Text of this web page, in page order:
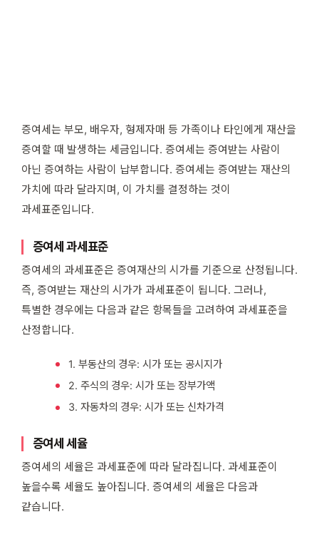
증여세는 부모, 배우자, 형제자매 등 가족이나 타인에게 재산을
증여할 때 발생하는 세금입니다. 증여세는 증여받는 사람이
아닌 증여하는 사람이 납부합니다. 증여세는 증여받는 재산의
가치에 따라 달라지며, 이 가치를 결정하는 것이
과세표준입니다.
증여세 과세표준
증여세의 과세표준은 증여재산의 시가를 기준으로 산정됩니다.
즉, 증여받는 재산의 시가가 과세표준이 됩니다. 그러나,
특별한 경우에는 다음과 같은 항목들을 고려하여 과세표준을
산정합니다.
1. 부동산의 경우: 시가 또는 공시지가
2. 주식의 경우: 시가 또는 장부가액
3. 자동차의 경우: 시가 또는 신차가격
증여세 세율
증여세의 세율은 과세표준에 따라 달라집니다. 과세표준이
높을수록 세율도 높아집니다. 증여세의 세율은 다음과
같습니다.